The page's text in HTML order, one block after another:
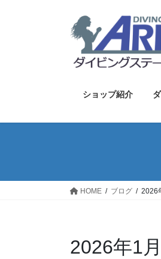
ッ
移
ショップ紹介
HOME ブログ 2026
2026年1月